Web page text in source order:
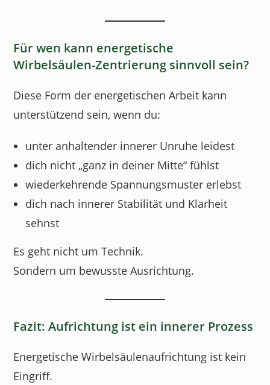
Für wen kann energetische
Wirbelsäulen-Zentrierung sinnvoll sein?
Diese Form der energetischen Arbeit kann
unterstützend sein, wenn du:
unter anhaltender innerer Unruhe leidest
dich nicht „ganz in deiner Mitte“ fühlst
wiederkehrende Spannungsmuster erlebst
dich nach innerer Stabilität und Klarheit
sehnst
Es geht nicht um Technik.
Sondern um bewusste Ausrichtung.
Fazit: Aufrichtung ist ein innerer Prozess
Energetische Wirbelsäulenaufrichtung ist kein
Eingriff.